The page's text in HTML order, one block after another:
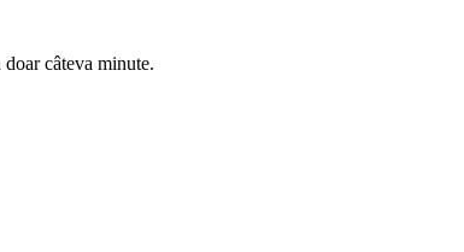
câteva minute.